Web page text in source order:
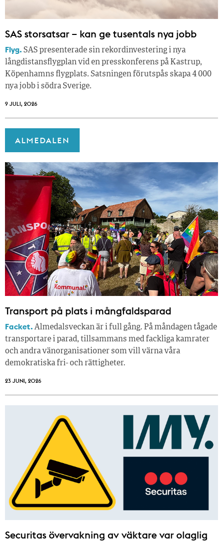
SAS storsatsar – kan ge tusentals nya jobb
Flyg.SAS presenterade sin rekordinvestering i nya
långdistansflygplan vid en presskonferens på Kastrup,
Köpenhamns flygplats. Satsningen förutspås skapa 4 000
nya jobb i södra Sverige.
9 JULI, 2026
ALMEDALEN
Transport på plats i mångfaldsparad
Facket.Almedalsveckan är i full gång. På måndagen tågade
transportare i parad, tillsammans med fackliga kamrater
och andra vänorganisationer som vill värna våra
demokratiska fri- och rättigheter.
23 JUNI, 2026
Securitas övervakning av väktare var olaglig